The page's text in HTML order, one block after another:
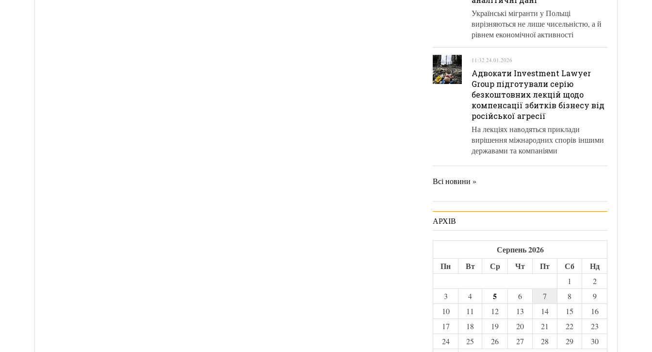
Українські мігранти у Польщі
вирізняються не лише чисельністю, а й
рівнем економічної активності
11:32 24.01.2026
Адвокати Investment Lawyer
Group підготували серію
безкоштовних лекцій щодо
компенсації збитків бізнесу від
російської агресії
На лекціях наводяться приклади
вирішення міжнародних спорів іншими
державами та компаніями
Всі новини »
АРХІВ
Серпень 2026
Пн
Вт Ср Чт Пт Сб Нд
1
2
3
4 5 6 7 8
9
10
11 12 13 14 15
16
17
18 19 20 21 22
23
24
25 26 27 28 29
30